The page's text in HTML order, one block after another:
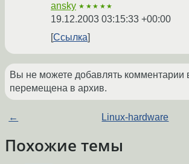
ansky ★★★★★
19.12.2003 03:15:33 +00:00
Ссылка
Вы не можете добавлять комментарии
перемещена в архив.
← Linux-hardware
Похожие темы